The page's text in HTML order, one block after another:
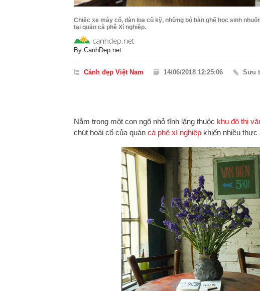
Chiếc xe máy cổ, dàn loa cũ kỹ, những bộ bàn ghế học sinh
tại quán cà phê Xí nghiệp.
By CanhDep.net
Cảnh đẹp Việt Nam 14/06/2018 12:25:06 Sưu
Nằm trong một con ngõ nhỏ tĩnh lặng thuộc khu đô thị
chút hoài cổ của quán cà phê xí nghiệp khiến nhiều